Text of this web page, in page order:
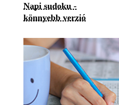
Napi sudoku -
könnyebb verzió